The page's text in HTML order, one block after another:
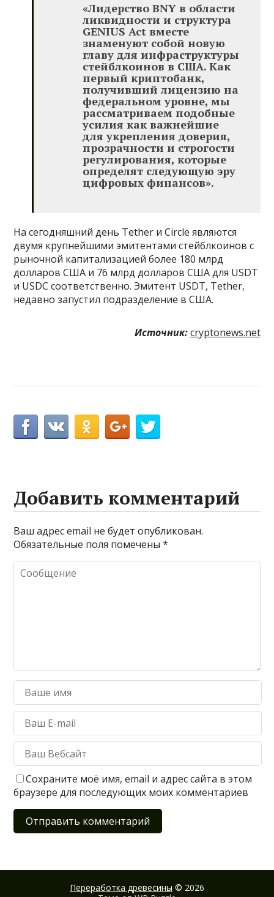
«Лидерство BNY в области
ликвидности и структура
GENIUS Act вместе
знаменуют собой новую
главу для инфраструктуры
стейблкоинов в США. Как
первый криптобанк,
получивший лицензию на
федеральном уровне, мы
рассматриваем подобные
усилия как важнейшие
для укрепления доверия,
прозрачности и строгости
регулирования, которые
определят следующую эру
цифровых финансов».
На сегодняшний день Tether и Circle являются
двумя крупнейшими эмитентами стейблкоинов с
рыночной капитализацией более 180 млрд
долларов США и 76 млрд долларов США для USDT
и USDC соответственно. Эмитент USDT, Tether,
недавно запустил подразделение в США.
Источник: cryptonews.net
Добавить комментарий
Ваш адрес email не будет опубликован.
Обязательные поля помечены*
Сохраните моё имя, email и адрес сайта в этом
браузере для последующих моих комментариев
Переработка древесины © 2026